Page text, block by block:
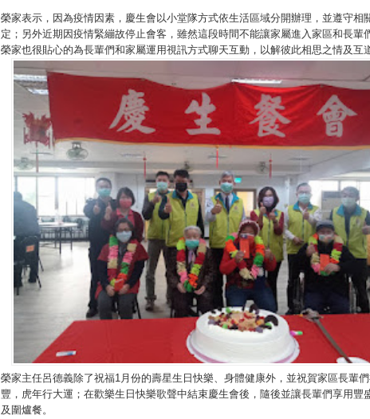
榮家表示，因為疫情因素，慶生會以小堂隊方式依生活區域分開辦理，並遵守相
定；另外近期因疫情緊繃故停止會客，雖然這段時間不能讓家屬進入家區和長輩
榮家也很貼心的為長輩們和家屬運用視訊方式聊天互動，以解彼此相思之情及互
榮家主任呂德義除了祝福1月份的壽星生日快樂、身體健康外，並祝賀家區長輩
豐，虎年行大運；在歡樂生日快樂歌聲中結束慶生會後，隨後並讓長輩們享用豐
及圍爐餐。